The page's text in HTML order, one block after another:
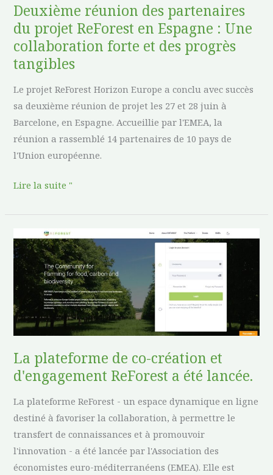
Deuxième réunion des partenaires
du projet ReForest en Espagne : Une
collaboration forte et des progrès
tangibles
Le projet ReForest Horizon Europe a conclu avec succès
sa deuxième réunion de projet les 27 et 28 juin à
Barcelone, en Espagne. Accueillie par l'EMEA, la
réunion a rassemblé 14 partenaires de 10 pays de
l'Union européenne.
forte
et
des
progrès
tangibles
Lire la suite "
La plateforme de co-création et
d'engagement ReForest a été lancée.
La plateforme ReForest - un espace dynamique en ligne
destiné à favoriser la collaboration, à permettre le
transfert de connaissances et à promouvoir
l'innovation - a été lancée par l'Association des
économistes euro-méditerranéens (EMEA). Elle est
La
plateforme
de
co-
création
et
d'engagement
ReForest
a
été
lancée.